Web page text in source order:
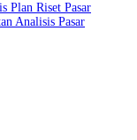
Plan Riset Pasar
Analisis Pasar